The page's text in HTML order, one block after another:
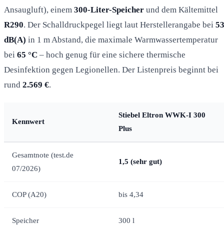
Ansaugluft), einem 300-Liter-Speicher und dem Kältemittel
R290. Der Schalldruckpegel liegt laut Herstellerangabe bei 53
dB(A) in 1 m Abstand, die maximale Warmwassertemperatur
bei 65 °C – hoch genug für eine sichere thermische
Desinfektion gegen Legionellen. Der Listenpreis beginnt bei
rund 2.569 €.
Kennwert
Stiebel Eltron WWK-I 300
Plus
Gesamtnote (test.de
07/2026)
1,5 (sehr gut)
COP (A20) bis 4,34
Speicher 300 l